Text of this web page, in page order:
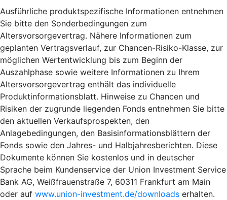
Ausführliche produktspezifische Informationen entnehmen
Sie bitte den Sonderbedingungen zum
Altersvorsorgevertrag. Nähere Informationen zum
geplanten Vertragsverlauf, zur Chancen-Risiko-Klasse, zur
möglichen Wertentwicklung bis zum Beginn der
Auszahlphase sowie weitere Informationen zu Ihrem
Altersvorsorgevertrag enthält das individuelle
Produktinformationsblatt. Hinweise zu Chancen und
Risiken der zugrunde liegenden Fonds entnehmen Sie bitte
den aktuellen Verkaufsprospekten, den
Anlagebedingungen, den Basisinformationsblättern der
Fonds sowie den Jahres- und Halbjahresberichten. Diese
Dokumente können Sie kostenlos und in deutscher
Sprache beim Kundenservice der Union Investment Service
Bank AG, Weißfrauenstraße 7, 60311 Frankfurt am Main
oder auf www.union-investment.de/downloads erhalten.